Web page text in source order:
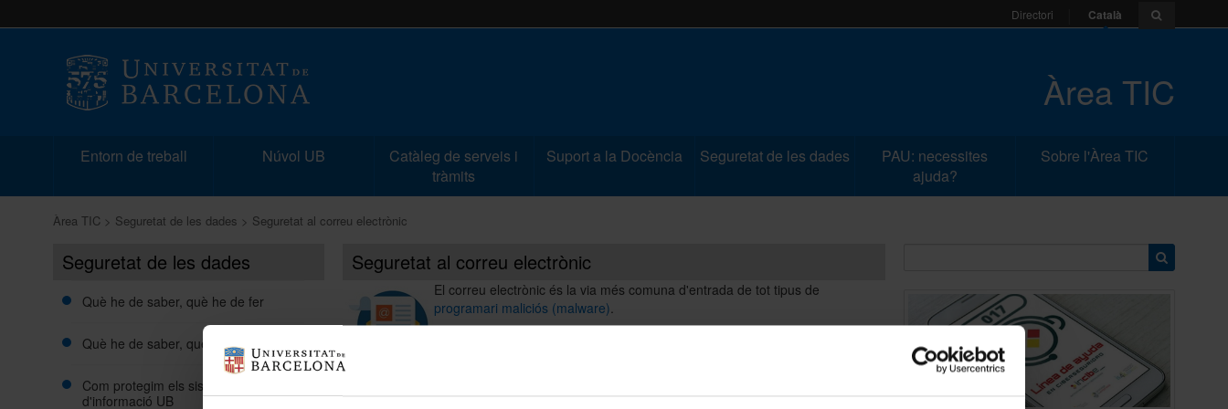
Directori Català
Àrea TIC
Entorn de treball Núvol UB
Catàleg de serveis i
tràmits
Suport a la Docència Seguretat de les dades
PAU: necessites
ajuda?
Sobre l'Àrea TIC
Àrea TIC Seguretat de les dades Seguretat al correu electrònic
Seguretat de les dades
Què he de saber, què he de fer
Què he de saber, què no he de fer
Com protegim els sistemes
d'informació UB
Seguretat al correu electrònic
El correu electrònic és la via més comuna d'entrada de tot tipus de
programari maliciós (malware).